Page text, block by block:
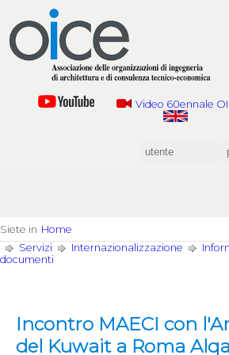
Video 60ennale
Siete in Home
Servizi
Internazionalizzazione
documenti
Incontro MAECI con
del Kuwait a Roma